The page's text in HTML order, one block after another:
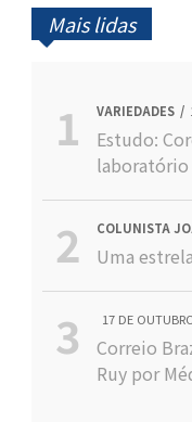
Mais lidas
VARIEDADES
Estudo:
laboratório
COLUNISTA
Uma
17 DE
Correio
Ruy por